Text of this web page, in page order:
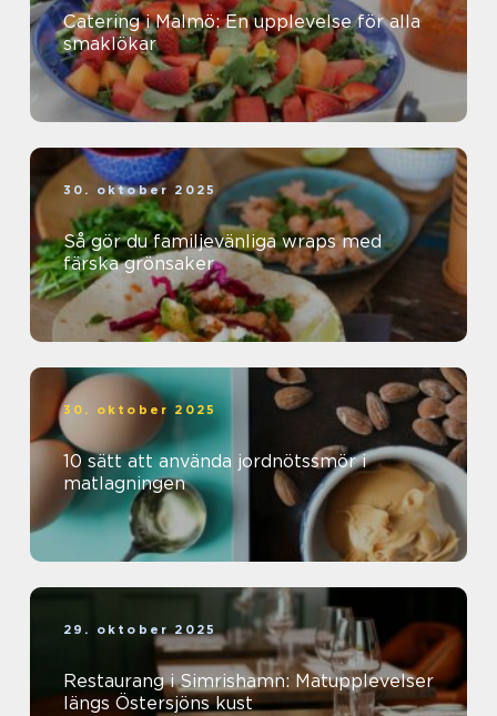
Catering i Malmö: En upplevelse för alla
smaklökar
30. oktober 2025
Så gör du familjevänliga wraps med
färska grönsaker
30. oktober 2025
10 sätt att använda jordnötssmör i
matlagningen
29. oktober 2025
Restaurang i Simrishamn: Matupplevelser
längs Östersjöns kust